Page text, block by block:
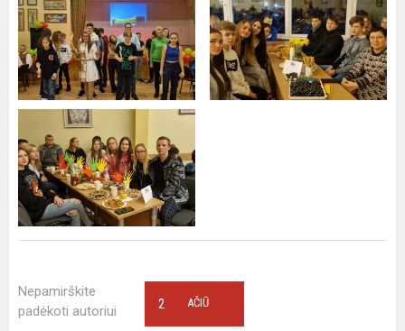
Nepamirškite
padėkoti autoriui
AČIŪ
2